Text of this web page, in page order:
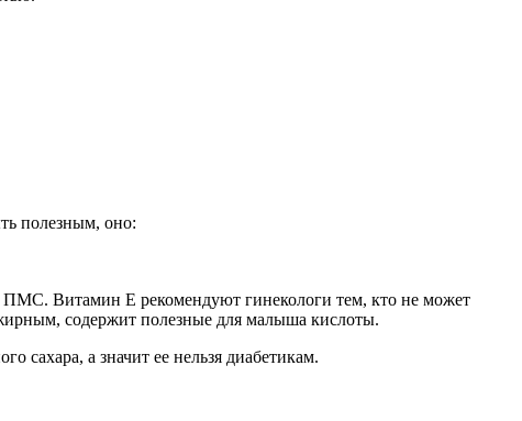
полезным, оно:
ПМС. Витамин Е рекомендуют гинекологи тем, кто не может
содержит полезные для малыша кислоты.
сахара, а значит ее нельзя диабетикам.